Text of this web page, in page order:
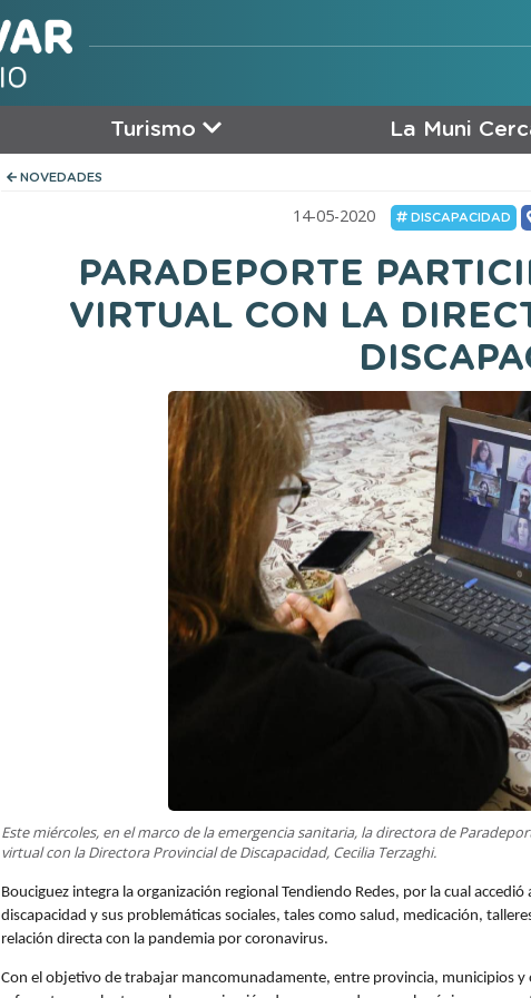
Turismo La Muni
NOVEDADES
14-05-2020 DISCAPACIDAD
PARADEPORTE
VIRTUAL CON LA
Este miércoles, en el marco de la emergencia sanitaria, la directora de
virtual con la Directora Provincial de Discapacidad, Cecilia Terzaghi.
Bouciguez integra la organización regional Tendiendo Redes, por la cual
discapacidad y sus problemáticas sociales, tales como salud, medicación,
relación directa con la pandemia por coronavirus.
Con el objetivo de trabajar mancomunadamente, entre provincia, municipios